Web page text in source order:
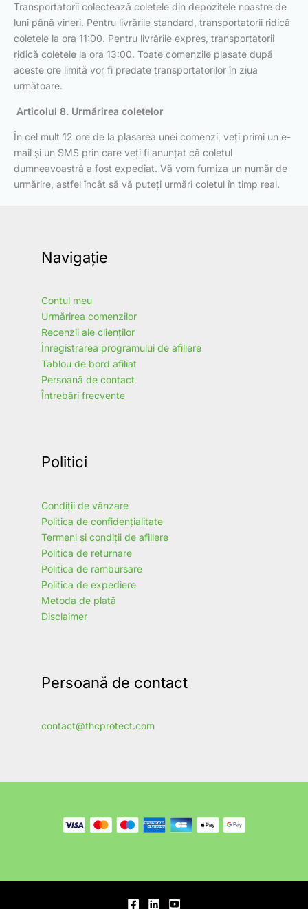
Transportatorii colectează coletele din depozitele noastre de
luni până vineri. Pentru livrările standard, transportatorii ridică
coletele la ora 11:00. Pentru livrările expres, transportatorii
ridică coletele la ora 13:00. Toate comenzile plasate după
aceste ore limită vor fi predate transportatorilor în ziua
următoare.
Articolul 8. Urmărirea coletelor
În cel mult 12 ore de la plasarea unei comenzi, veți primi un e-
mail și un SMS prin care veți fi anunțat că coletul
dumneavoastră a fost expediat. Vă vom furniza un număr de
urmărire, astfel încât să vă puteți urmări coletul în timp real.
Navigație
Contul meu
Urmărirea comenzilor
Recenzii ale clienților
Înregistrarea programului de afiliere
Tablou de bord afiliat
Persoană de contact
Întrebări frecvente
Politici
Condiții de vânzare
Politica de confidențialitate
Termeni și condiții de afiliere
Politica de returnare
Politica de rambursare
Politica de expediere
Metoda de plată
Disclaimer
Persoană de contact
contact@thcprotect.com